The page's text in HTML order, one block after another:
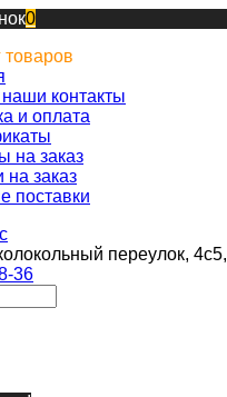
0
товаров
контакты
и оплата
на заказ
на заказ
поставки
переулок, 4с5,
36